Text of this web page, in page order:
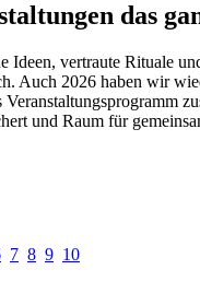
das
Ideen, vertraute Rituale
Auch 2026 haben wir
und Raum für
7 8 9 10